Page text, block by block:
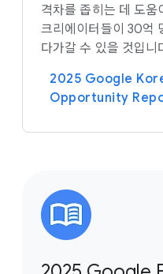
격차를 좁히는 데 도움
크리에이터들이 30억
다가갈 수 있을 것입니
2025 Google
Opportunity